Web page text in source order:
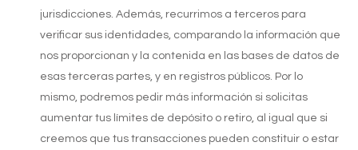
jurisdicciones. Además, recurrimos a terceros para
verificar sus identidades, comparando la información que
nos proporcionan y la contenida en las bases de datos de
esas terceras partes, y en registros públicos. Por lo
mismo, podremos pedir más información si solicitas
aumentar tus límites de depósito o retiro, al igual que si
creemos que tus transacciones pueden constituir o estar